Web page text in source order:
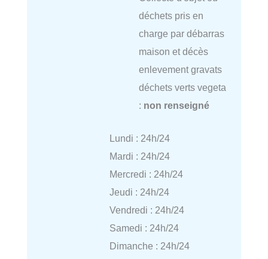
déchets pris en
charge par débarras
maison et décès
enlevement gravats
déchets verts vegeta
: non renseigné
Lundi : 24h/24
Mardi : 24h/24
Mercredi : 24h/24
Jeudi : 24h/24
Vendredi : 24h/24
Samedi : 24h/24
Dimanche : 24h/24